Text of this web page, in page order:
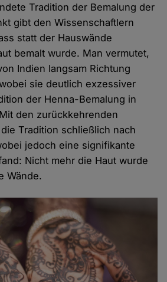
Tradition der Bemalung der
gibt den Wissenschaftlern
statt der Hauswände
bemalt wurde. Man vermutet,
Indien langsam Richtung
sie deutlich exzessiver
der Henna-Bemalung in
den zurückkehrenden
Tradition schließlich nach
jedoch eine signifikante
Nicht mehr die Haut wurde
Wände.